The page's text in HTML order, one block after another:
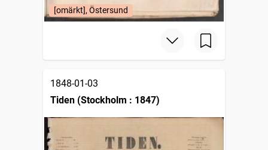
[omärkt], Östersund
1848-01-03
Tiden (Stockholm : 1847)